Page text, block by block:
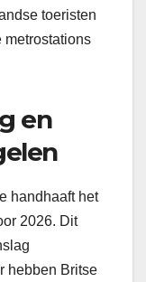
toeristen
metrostations
en
handhaaft het
2026. Dit
hebben Britse